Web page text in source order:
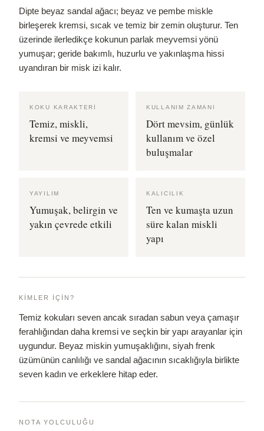
Dipte beyaz sandal ağacı; beyaz ve pembe miskle
birleşerek kremsi, sıcak ve temiz bir zemin oluşturur. Ten
üzerinde ilerledikçe kokunun parlak meyvemsi yönü
yumuşar; geride bakımlı, huzurlu ve yakınlaşma hissi
uyandıran bir misk izi kalır.
KOKU KARAKTERI
Temiz, miskli,
kremsi ve meyvemsi
KULLANIM ZAMANI
Dört mevsim, günlük
kullanım ve özel
buluşmalar
YAYILIM
Yumuşak, belirgin ve
yakın çevrede etkili
KALICILIK
Ten ve kumaşta uzun
süre kalan miskli
yapı
KIMLER İÇIN?
Temiz kokuları seven ancak sıradan sabun veya çamaşır
ferahlığından daha kremsi ve seçkin bir yapı arayanlar için
uygundur. Beyaz miskin yumuşaklığını, siyah frenk
üzümünün canlılığı ve sandal ağacının sıcaklığıyla birlikte
seven kadın ve erkeklere hitap eder.
NOTA YOLCULUĞU